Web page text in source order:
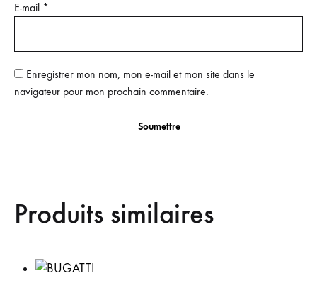
E-mail *
Enregistrer mon nom, mon e-mail et mon site dans le
navigateur pour mon prochain commentaire.
Produits similaires